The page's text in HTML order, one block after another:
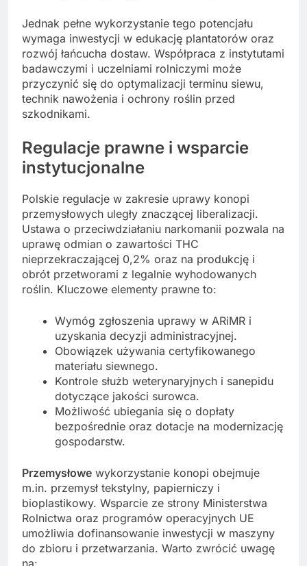
Jednak pełne wykorzystanie tego potencjału
wymaga inwestycji w edukację plantatorów oraz
rozwój łańcucha dostaw. Współpraca z instytutami
badawczymi i uczelniami rolniczymi może
przyczynić się do optymalizacji terminu siewu,
technik nawożenia i ochrony roślin przed
szkodnikami.
Regulacje prawne i wsparcie
instytucjonalne
Polskie regulacje w zakresie uprawy konopi
przemysłowych uległy znaczącej liberalizacji.
Ustawa o przeciwdziałaniu narkomanii pozwala na
uprawę odmian o zawartości THC
nieprzekraczającej 0,2% oraz na produkcję i
obrót przetworami z legalnie wyhodowanych
roślin. Kluczowe elementy prawne to:
Wymóg zgłoszenia uprawy w ARiMR i
uzyskania decyzji administracyjnej.
Obowiązek używania certyfikowanego
materiału siewnego.
Kontrole służb weterynaryjnych i sanepidu
dotyczące jakości surowca.
Możliwość ubiegania się o dopłaty
bezpośrednie oraz dotacje na modernizację
gospodarstw.
Przemysłowe wykorzystanie konopi obejmuje
m.in. przemysł tekstylny, papierniczy i
bioplastikowy. Wsparcie ze strony Ministerstwa
Rolnictwa oraz programów operacyjnych UE
umożliwia dofinansowanie inwestycji w maszyny
do zbioru i przetwarzania. Warto zwrócić uwagę
na: